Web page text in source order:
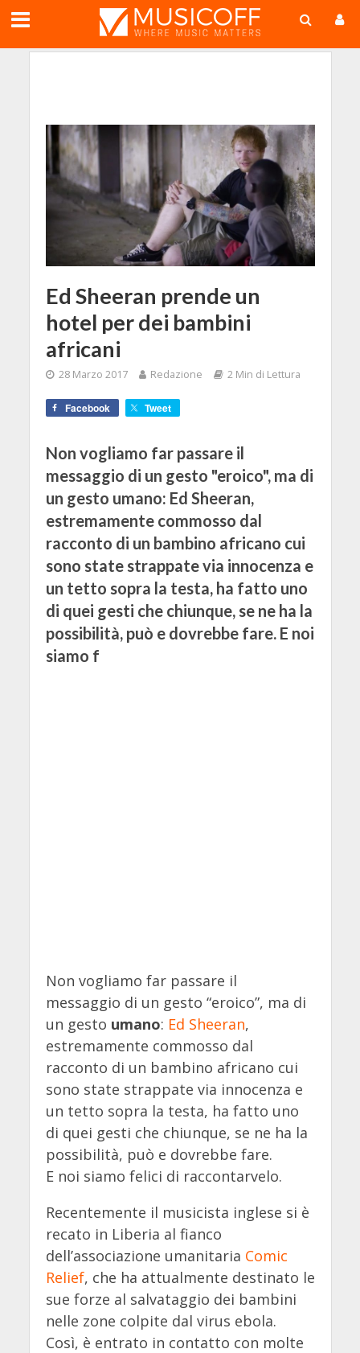
Ed Sheeran prende un
hotel per dei bambini
africani
28 Marzo 2017 Redazione 2 Min di Lettura
Facebook Tweet
Non vogliamo far passare il
messaggio di un gesto "eroico", ma di
un gesto umano: Ed Sheeran,
estremamente commosso dal
racconto di un bambino africano cui
sono state strappate via innocenza e
un tetto sopra la testa, ha fatto uno
di quei gesti che chiunque, se ne ha la
possibilità, può e dovrebbe fare. E noi
siamo f
Non vogliamo far passare il
messaggio di un gesto “eroico”, ma di
un gesto umano: Ed Sheeran,
estremamente commosso dal
racconto di un bambino africano cui
sono state strappate via innocenza e
un tetto sopra la testa, ha fatto uno
di quei gesti che chiunque, se ne ha la
possibilità, può e dovrebbe fare.
E noi siamo felici di raccontarvelo.
Recentemente il musicista inglese si è
recato in Liberia al fianco
dell’associazione umanitaria Comic
Relief, che ha attualmente destinato le
sue forze al salvataggio dei bambini
nelle zone colpite dal virus ebola.
Così, è entrato in contatto con molte